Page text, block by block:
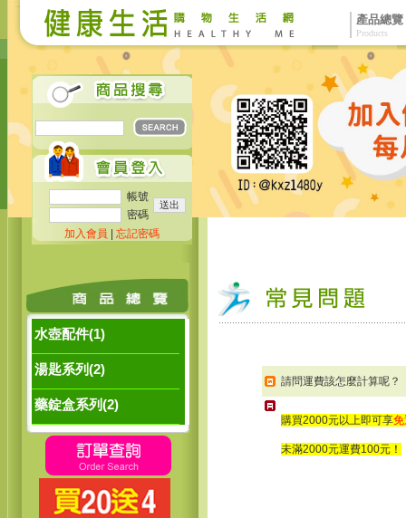
產品總覽
Products
帳號
密碼
加入會員
忘記密碼
水壺配件(1)
湯匙系列(2)
藥錠盒系列(2)
請問運費該怎麼計算呢？
購買2000元以上即可享
未滿2000元運費100元 ！